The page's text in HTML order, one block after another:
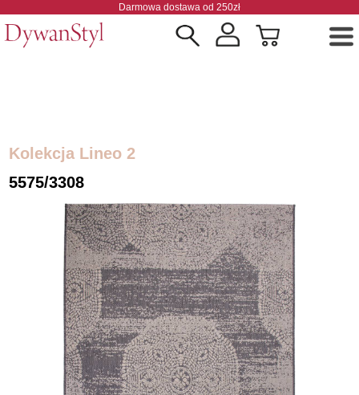
Darmowa dostawa od 250zł
Kolekcja Lineo 2
5575/3308